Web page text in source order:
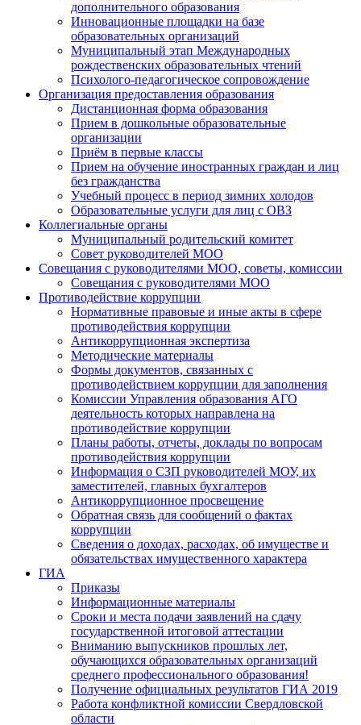
дополнительного образования
Инновационные площадки на базе
образовательных организаций
Муниципальный этап Международных
рождественских образовательных чтений
Психолого-педагогическое сопровождение
Организация предоставления образования
Дистанционная форма образования
Прием в дошкольные образовательные
организации
Приём в первые классы
Прием на обучение иностранных граждан и лиц
без гражданства
Учебный процесс в период зимних холодов
Образовательные услуги для лиц с ОВЗ
Коллегиальные органы
Муниципальный родительский комитет
Совет руководителей МОО
Совещания с руководителями МОО, советы, комиссии
Совещания с руководителями МОО
Противодействие коррупции
Нормативные правовые и иные акты в сфере
противодействия коррупции
Антикоррупционная экспертиза
Методические материалы
Формы документов, связанных с
противодействием коррупции для заполнения
Комиссии Управления образования АГО
деятельность которых направлена на
противодействие коррупции
Планы работы, отчеты, доклады по вопросам
противодействия коррупции
Информация о СЗП руководителей МОУ, их
заместителей, главных бухгалтеров
Антикоррупционное просвещение
Обратная связь для сообщений о фактах
коррупции
Сведения о доходах, расходах, об имуществе и
обязательствах имущественного характера
ГИА
Приказы
Информационные материалы
Сроки и места подачи заявлений на сдачу
государственной итоговой аттестации
Вниманию выпускников прошлых лет,
обучающихся образовательных организаций
среднего профессионального образования!
Получение официальных результатов ГИА 2019
Работа конфликтной комиссии Свердловской
области